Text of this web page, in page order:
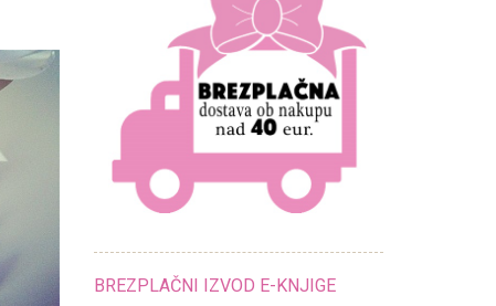
BREZPLAČNI IZVOD E-KNJIGE